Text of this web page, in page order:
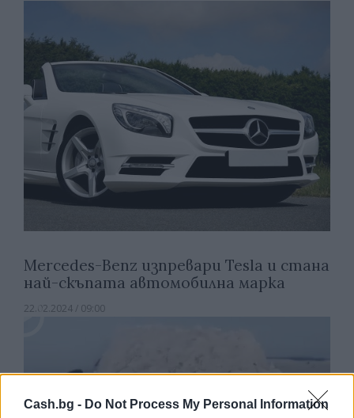
Cash.bg - Do Not Process My Personal Information
Mercedes-Benz изпревари Tesla и стана
най-скъпата автомобилна марка
22.02.2024 / 09:00